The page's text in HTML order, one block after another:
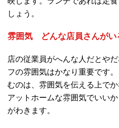
しょう。
雰囲気 どんな店員さんがい
店の従業員がへんな人だとや
フの雰囲気はかなり重要です
むのは、雰囲気を伝える上で
アットホームな雰囲気でいい
がわきます。